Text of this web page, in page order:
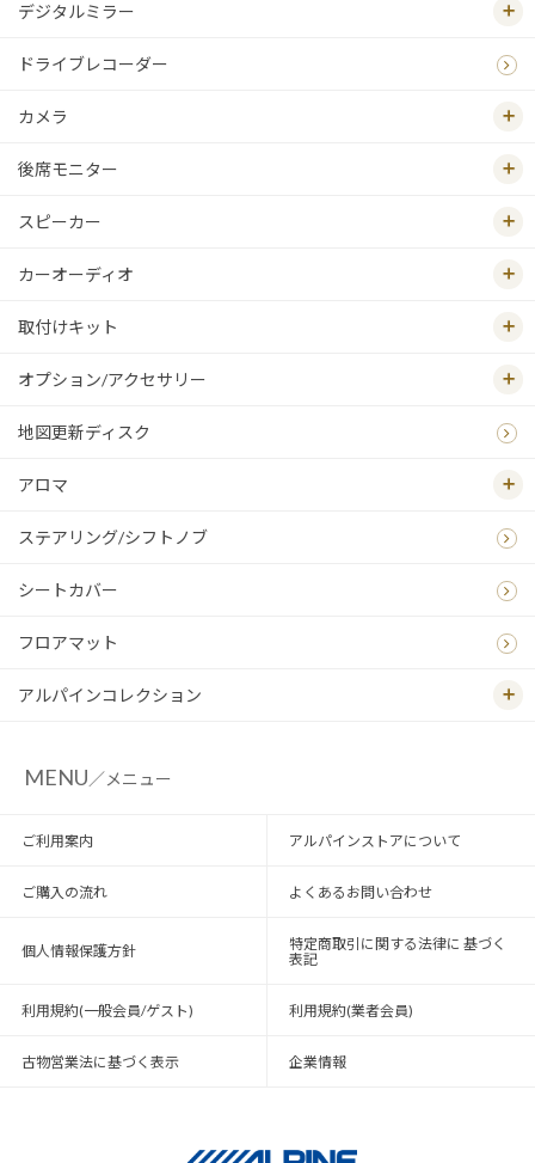
デジタルミラー
ドライブレコーダー
カメラ
後席モニター
スピーカー
カーオーディオ
取付けキット
オプション/アクセサリー
地図更新ディスク
アロマ
ステアリング/シフトノブ
シートカバー
フロアマット
アルパインコレクション
MENU／メニュー
ご利用案内 アルパインストアについて
ご購入の流れ よくあるお問い合わせ
個人情報保護方針
特定商取引に関する法律に 基づく
表記
利用規約(一般会員/ゲスト) 利用規約(業者会員)
古物営業法に基づく表示 企業情報